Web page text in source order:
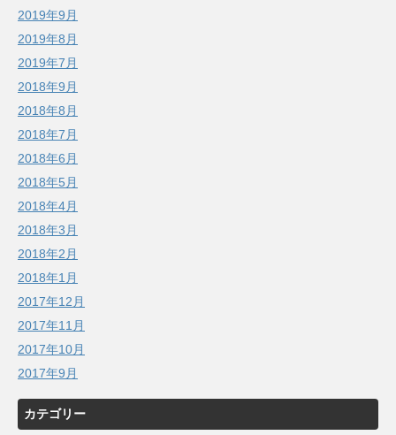
2019年9月
2019年8月
2019年7月
2018年9月
2018年8月
2018年7月
2018年6月
2018年5月
2018年4月
2018年3月
2018年2月
2018年1月
2017年12月
2017年11月
2017年10月
2017年9月
カテゴリー